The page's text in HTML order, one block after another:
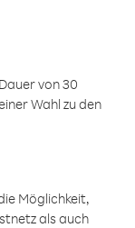
von 30
Wahl zu den
Möglichkeit,
als auch